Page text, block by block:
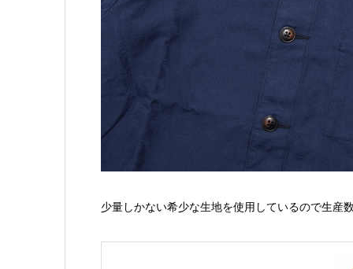
少量しかない希少な生地を使用しているので生産